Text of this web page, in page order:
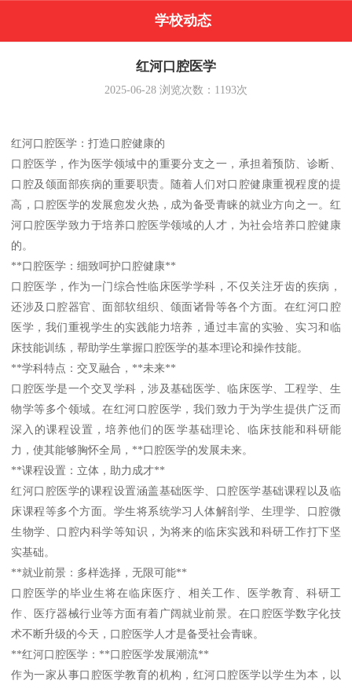
学校动态
红河口腔医学
2025-06-28 浏览次数： 1193次
红河口腔医学：打造口腔健康的
口腔医学，作为医学领域中的重要分支之一，承担着预防、诊断、
口腔及颌面部疾病的重要职责。随着人们对口腔健康重视程度的提
高，口腔医学的发展愈发火热，成为备受青睐的就业方向之一。红
河口腔医学致力于培养口腔医学领域的人才，为社会培养口腔健康
的。
**口腔医学：细致呵护口腔健康**
口腔医学，作为一门综合性临床医学学科，不仅关注牙齿的疾病，
还涉及口腔器官、面部软组织、颌面诸骨等各个方面。在红河口腔
医学，我们重视学生的实践能力培养，通过丰富的实验、实习和临
床技能训练，帮助学生掌握口腔医学的基本理论和操作技能。
**学科特点：交叉融合，**未来**
口腔医学是一个交叉学科，涉及基础医学、临床医学、工程学、生
物学等多个领域。在红河口腔医学，我们致力于为学生提供广泛而
深入的课程设置，培养他们的医学基础理论、临床技能和科研能
力，使其能够胸怀全局，**口腔医学的发展未来。
**课程设置：立体，助力成才**
红河口腔医学的课程设置涵盖基础医学、口腔医学基础课程以及临
床课程等多个方面。学生将系统学习人体解剖学、生理学、口腔微
生物学、口腔内科学等知识，为将来的临床实践和科研工作打下坚
实基础。
**就业前景：多样选择，无限可能**
口腔医学的毕业生将在临床医疗、相关工作、医学教育、科研工
作、医疗器械行业等方面有着广阔就业前景。在口腔医学数字化技
术不断升级的今天，口腔医学人才是备受社会青睐。
**红河口腔医学：**口腔医学发展潮流**
作为一家从事口腔医学教育的机构，红河口腔医学以学生为本，以